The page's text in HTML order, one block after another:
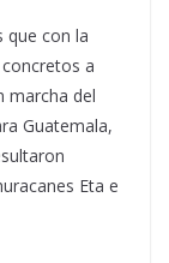
que con la
a
marcha del
Guatemala,
Eta e